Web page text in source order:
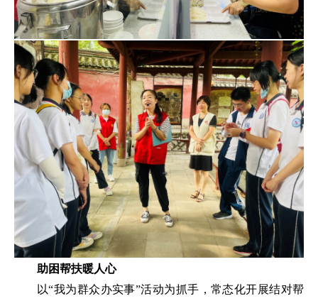
助困帮扶暖人心
以“我为群众办实事”活动为抓手，常态化开展结对帮